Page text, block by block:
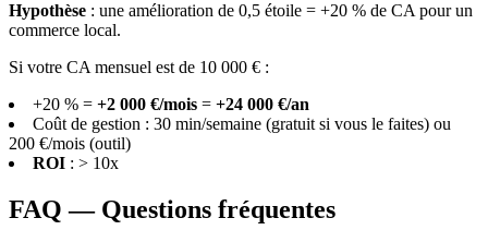
Hypothèse : une amélioration de 0,5 étoile = +20 % de CA pour un
commerce local.
Si votre CA mensuel est de 10 000 € :
+20 % = +2 000 €/mois = +24 000 €/an
Coût de gestion : 30 min/semaine (gratuit si vous le faites) ou
200 €/mois (outil)
ROI : > 10x
FAQ — Questions fréquentes